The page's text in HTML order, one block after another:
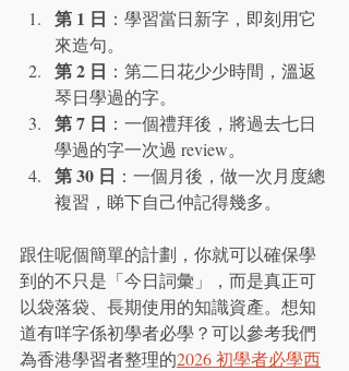
第 1 日 ：學習當日新字，即刻用它
來造句。
第 2 日 ：第二日花少少時間，溫返
琴日學過的字。
第 7 日 ：一個禮拜後，將過去七日
學過的字一次過 review。
第 30 日 ：一個月後，做一次月度總
複習，睇下自己仲記得幾多。
跟住呢個簡單的計劃，你就可以確保學
到的不只是「今日詞彙」，而是真正可
以袋落袋、長期使用的知識資產。想知
道有咩字係初學者必學？可以參考我們
為香港學習者整理的2026 初學者必學西